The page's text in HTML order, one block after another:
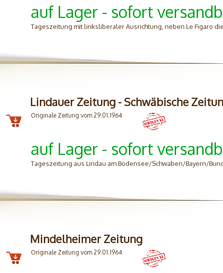
auf Lager - sofort
Tageszeitung mit linksliberaler Ausrichtung, neben Le Figaro
Lindauer Zeitung - Schwäbische
Originale Zeitung vom 29.01.1964
auf Lager - sofort
Tageszeitung aus Lindau am Bodensee/Schwaben/Bayern/
Mindelheimer Zeitung
Originale Zeitung vom 29.01.1964